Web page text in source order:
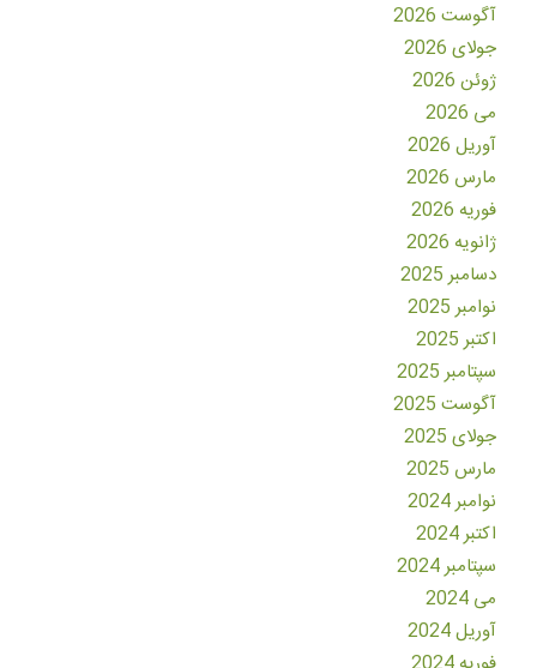
آگوست 2026
جولای 2026
ژوئن 2026
می 2026
آوریل 2026
مارس 2026
فوریه 2026
ژانویه 2026
دسامبر 2025
نوامبر 2025
اکتبر 2025
سپتامبر 2025
آگوست 2025
جولای 2025
مارس 2025
نوامبر 2024
اکتبر 2024
سپتامبر 2024
می 2024
آوریل 2024